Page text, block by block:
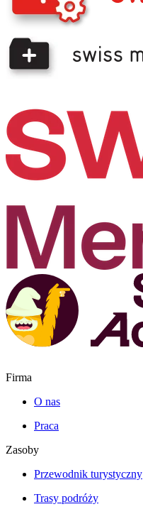
Firma
O nas
Praca
Zasoby
Przewodnik turystyczny
Trasy podróży